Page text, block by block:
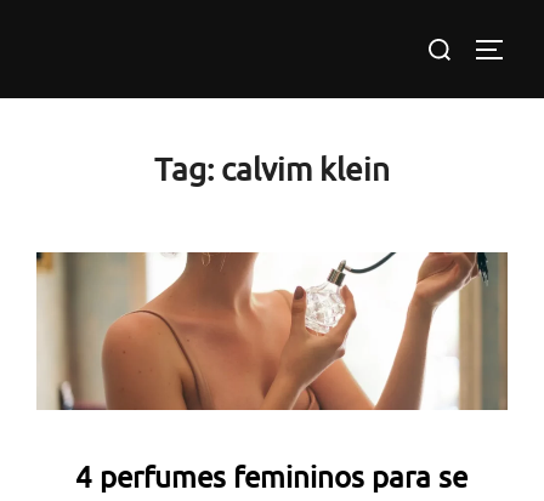
Pesquisar
Tag: calvim klein
4 perfumes femininos para se